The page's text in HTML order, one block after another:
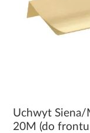
Uchwyt
20M (do